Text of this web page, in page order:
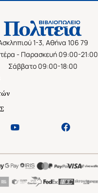
1-3, Αθήνα 106 79
- Παρασκευή 09:00-21:00
Σάββατο 09:00-18:00